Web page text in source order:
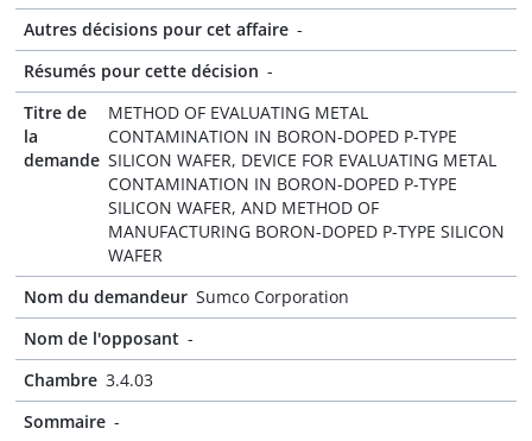
Autres décisions pour cet affaire -
Résumés pour cette décision -
Titre de
la
demande
METHOD OF EVALUATING METAL
CONTAMINATION IN BORON-DOPED P-TYPE
SILICON WAFER, DEVICE FOR EVALUATING METAL
CONTAMINATION IN BORON-DOPED P-TYPE
SILICON WAFER, AND METHOD OF
MANUFACTURING BORON-DOPED P-TYPE SILICON
WAFER
Nom du demandeur Sumco Corporation
Nom de l'opposant -
Chambre 3.4.03
Sommaire -